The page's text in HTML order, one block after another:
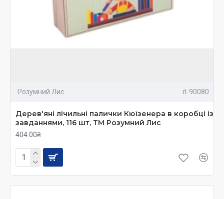
Розумний Лис rl-90080
Дерев'яні лічильні палички Кюїзенера в коробці із
завданнями, 116 шт, ТМ Розумний Лис
404.00₴